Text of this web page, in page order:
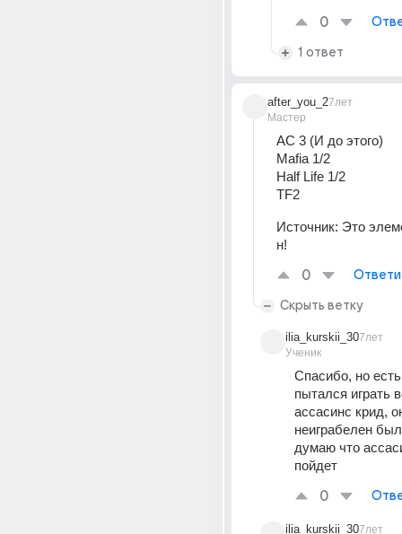
0
1 ответ
after_you_2
Мастер
7лет
AC 3 (И до этого)
Mafia 1/2
Half Life 1/2
TF2
Источник: Это
н!
0
Скрыть ветку
ilia_kurskii_30
Ученик
7лет
Спасибо, но
пытался играть
ассасинс крид,
неиграбелен
думаю что
пойдет
0
ilia_kurskii_307лет